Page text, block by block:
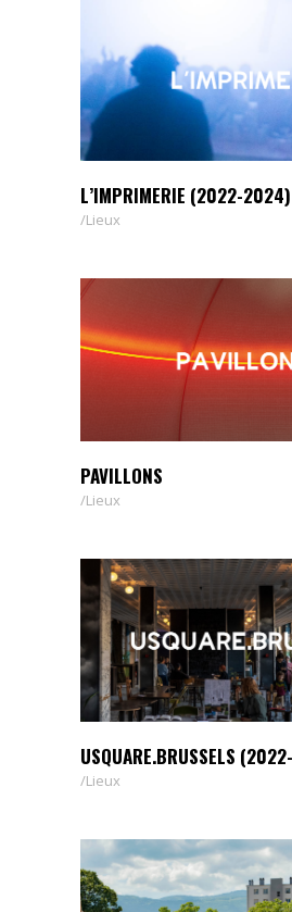
L’IMPRIMERIE (2022-2024)
Lieux
PAVILLONS
Lieux
USQUARE.BRUSSELS
Lieux